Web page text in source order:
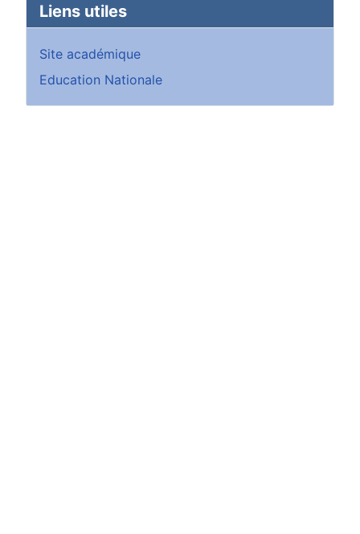
Liens utiles
Site académique
Education Nationale